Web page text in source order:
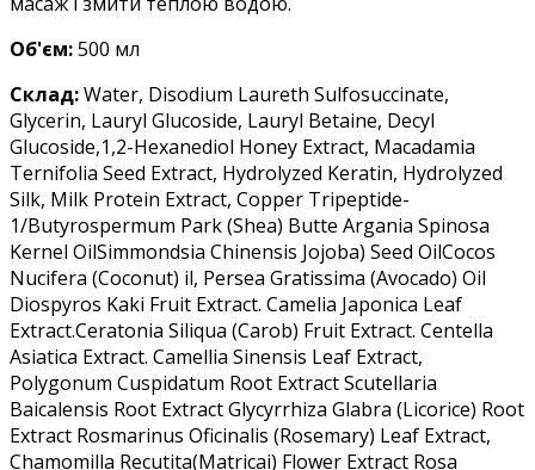
Об'єм:500 мл
Склад:Water, Disodium Laureth Sulfosuccinate,
Glycerin, Lauryl Glucoside, Lauryl Betaine, Decyl
Glucoside,1,2-Hexanediol Honey Extract, Macadamia
Ternifolia Seed Extract, Hydrolyzed Keratin, Hydrolyzed
Silk, Milk Protein Extract, Copper Tripeptide-
1/Butyrospermum Park (Shea) Butte Argania Spinosa
Kernel OilSimmondsia Chinensis Jojoba) Seed OilCocos
Nucifera (Coconut) il, Persea Gratissima (Avocado) Oil
Diospyros Kaki Fruit Extract. Camelia Japonica Leaf
Extract.Ceratonia Siliqua (Carob) Fruit Extract. Centella
Asiatica Extract. Camellia Sinensis Leaf Extract,
Polygonum Cuspidatum Root Extract Scutellaria
Baicalensis Root Extract Glycyrrhiza Glabra (Licorice) Root
Extract Rosmarinus Oficinalis (Rosemary) Leaf Extract,
Chamomilla Recutita(Matricai) Flower Extract Rosa